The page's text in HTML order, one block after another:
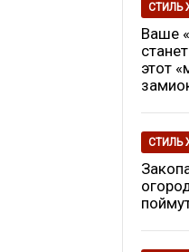
СТИЛЬ
Ваше
этот
СТИЛЬ